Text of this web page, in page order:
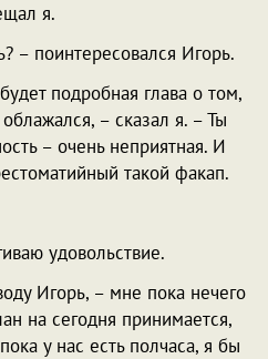
я.
– поинтересовался Игорь.
подробная глава о том,
– сказал я. – Ты
– очень неприятная. И
такой факап.
удовольствие.
Игорь, – мне пока нечего
на сегодня принимается,
у нас есть полчаса, я бы